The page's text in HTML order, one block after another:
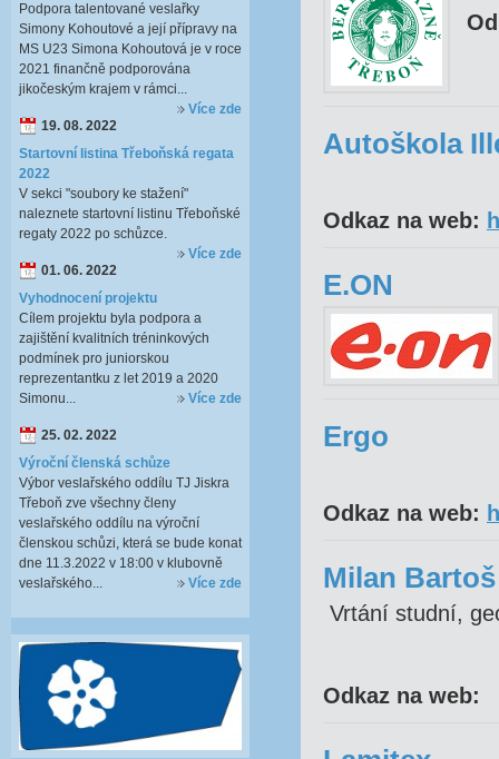
Autoškola
Odkaz na web:
E.ON
Ergo
Odkaz na web:
Milan Bartoš
Vrtání studní,
Odkaz na web:
Podpora talentované veslařky
Simony Kohoutové a její přípravy na
MS U23 Simona Kohoutová je v roce
2021 finančně podporována
jikočeským krajem v rámci...
Více zde
19. 08. 2022
Startovní listina Třeboňská regata
2022
V sekci "soubory ke stažení"
naleznete startovní listinu Třeboňské
regaty 2022 po schůzce.
Více zde
01. 06. 2022
Vyhodnocení projektu
Cílem projektu byla podpora a
zajištění kvalitních tréninkových
podmínek pro juniorskou
reprezentantku z let 2019 a 2020
Simonu...
Více zde
25. 02. 2022
Výroční členská schůze
Výbor veslařského oddílu TJ Jiskra
Třeboň zve všechny členy
veslařského oddílu na výroční
členskou schůzi, která se bude konat
dne 11.3.2022 v 18:00 v klubovně
veslařského...
Více zde